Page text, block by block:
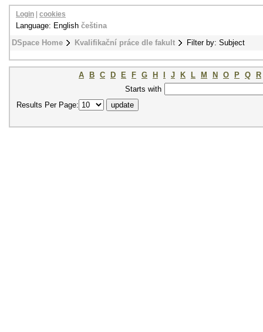
DSpace Home Kvalifikační práce dle fakult Filter by: Subject
Login cookies
Language: English čeština
A B C D E F G H J K L M N O P Q
R
Starts with
Results Per Page: